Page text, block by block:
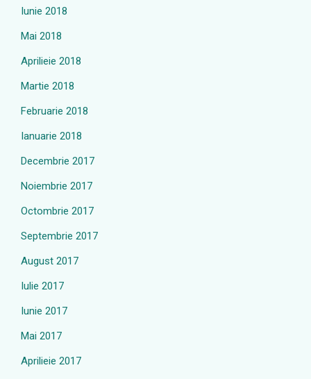
Iunie 2018
Mai 2018
Aprilieie 2018
Martie 2018
Februarie 2018
Ianuarie 2018
Decembrie 2017
Noiembrie 2017
Octombrie 2017
Septembrie 2017
August 2017
Iulie 2017
Iunie 2017
Mai 2017
Aprilieie 2017